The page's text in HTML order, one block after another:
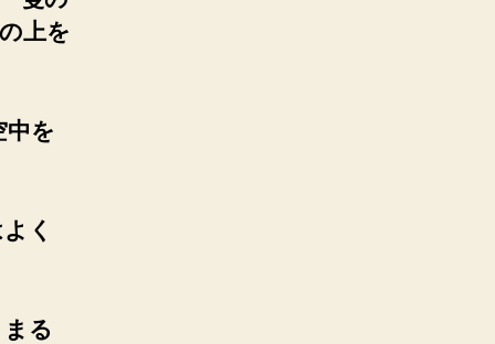
上を
を
く
る